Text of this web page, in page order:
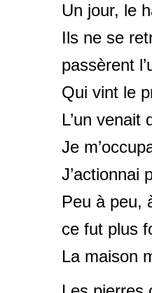
Un jour, le
Ils ne se
passèrent
Qui vint le
L’un venait
Je
J’actionnai
Peu à peu,
ce fut plus
La maison